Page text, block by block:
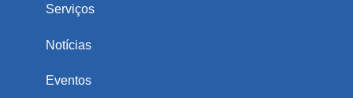
Serviços
Notícias
Eventos